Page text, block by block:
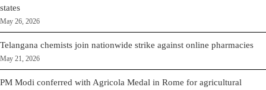
states
May 26, 2026
Telangana chemists join nationwide strike against online pharmacies
May 21, 2026
PM Modi conferred with Agricola Medal in Rome for agricultural